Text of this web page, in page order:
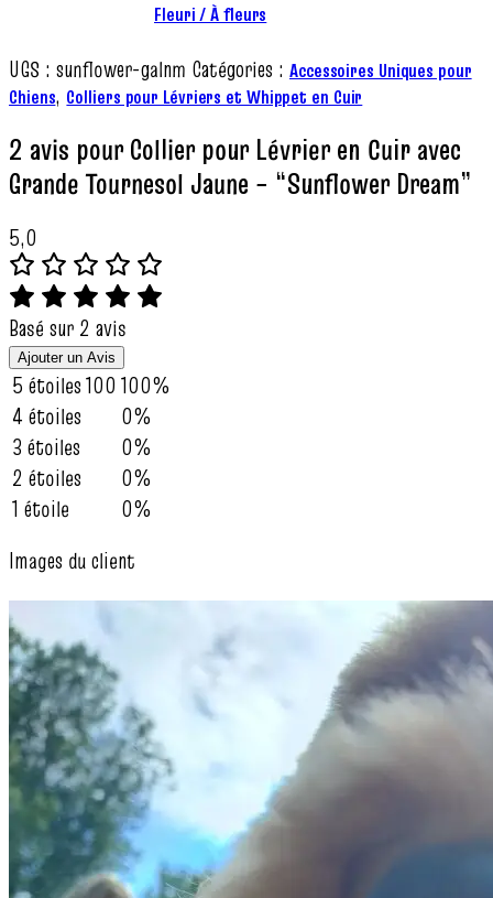
Fleuri / À fleurs
UGS : sunflower-galnm Catégories : Accessoires Uniques pour
Chiens, Colliers pour Lévriers et Whippet en Cuir
2 avis pourCollier pour Lévrier en Cuir avec
Grande Tournesol Jaune – “Sunflower Dream”
5,0
Basé sur 2 avis
Ajouter un Avis
5 étoiles100 100%
4 étoiles
0%
3 étoiles
0%
2 étoiles
0%
1 étoile
0%
Images du client